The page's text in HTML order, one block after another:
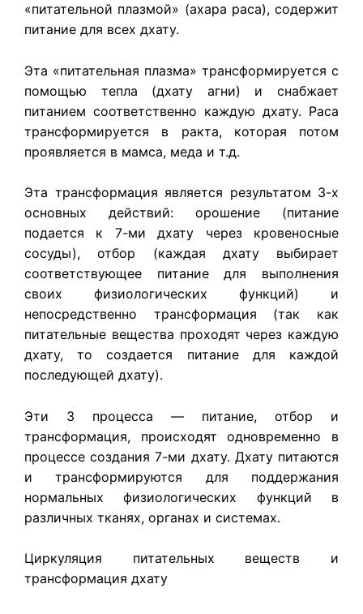
«питательной плазмой» (ахара раса), содержит
питание для всех дхату.
Эта «питательная плазма» трансформируется с
помощью тепла (дхату агни) и снабжает
питанием соответственно каждую дхату. Раса
трансформируется в ракта, которая потом
проявляется в мамса, меда и т.д.
Эта трансформация является результатом 3-х
основных действий: орошение (питание
подается к 7-ми дхату через кровеносные
сосуды), отбор (каждая дхату выбирает
соответствующее питание для выполнения
своих физиологических функций) и
непосредственно трансформация (так как
питательные вещества проходят через каждую
дхату, то создается питание для каждой
последующей дхату).
Эти 3 процесса — питание, отбор и
трансформация, происходят одновременно в
процессе создания 7-ми дхату. Дхату питаются
и трансформируются для поддержания
нормальных физиологических функций в
различных тканях, органах и системах.
Циркуляция питательных веществ и
трансформация дхату